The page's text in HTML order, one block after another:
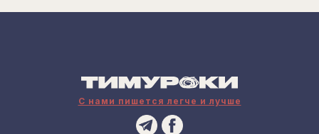
С нами пишется легче и лучше